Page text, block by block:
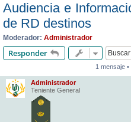
Audiencia e
de RD destinos
Moderador: Administrador
Responder
1 mensaje •
Administrador
Teniente General